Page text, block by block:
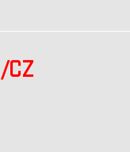
/CZ